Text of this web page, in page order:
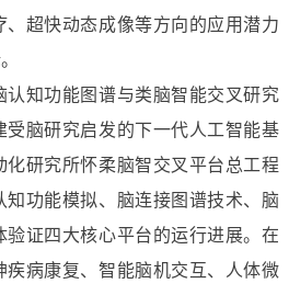
超快动态成像等方向的应用潜力
知功能图谱与类脑智能交叉研究
脑研究启发的下一代人工智能基
研究所怀柔脑智交叉平台总工程
知功能模拟、脑连接图谱技术、脑
证四大核心平台的运行进展。在
疾病康复、智能脑机交互、人体微